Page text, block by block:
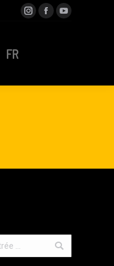
Instagram
FacebookYouTube
FR